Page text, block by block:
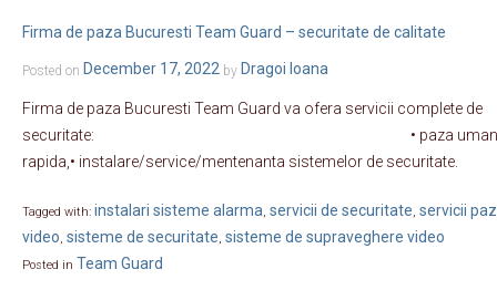
Firma de paza Bucuresti Team Guard – securitate de calitate
Posted on December 17, 2022 by Dragoi Ioana
Firma de paza Bucuresti Team Guard va ofera servicii complete de
securitate: • paza umana,•
rapida,• instalare/service/mentenanta sistemelor de securitate.
Tagged with: instalari sisteme alarma, servicii de securitate, servicii
video, sisteme de securitate, sisteme de supraveghere video
Posted in Team Guard